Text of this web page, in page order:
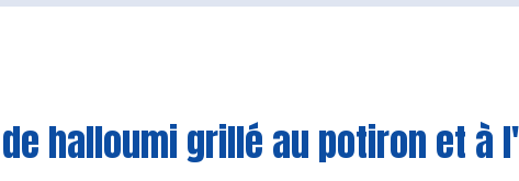
halloumi grillé au potiron et à